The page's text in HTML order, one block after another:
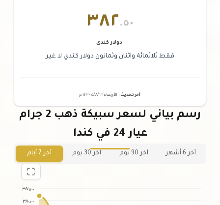
٣٨٢.٥٠
دولار كندي
فقط ثلاثمائة واثنان وثمانون دولار كندي لا غير
آخر تحديث : الأربعاء ٠٥ /٠٨/٢٠٢٦ - ٠١:٢٣ م
رسم بياني لسعر سبيكة ذهب 2 جرام
عيار 24 في كندا
آخر 6 أشهر آخر 90 يوم آخر 30 يوم آخر 7 أيام
٣٨٥٫٠٠
٣٨٠٫٠٠